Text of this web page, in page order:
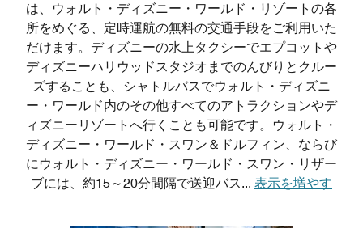
は、ウォルト・ディズニー・ワールド・リゾートの各
所をめぐる、定時運航の無料の交通手段をご利用いた
だけます。ディズニーの水上タクシーでエプコットや
ディズニーハリウッドスタジオまでのんびりとクルー
ズすることも、シャトルバスでウォルト・ディズニ
ー・ワールド内のその他すべてのアトラクションやデ
ィズニーリゾートへ行くことも可能です。ウォルト・
ディズニー・ワールド・スワン＆ドルフィン、ならび
にウォルト・ディズニー・ワールド・スワン・リザー
ブには、約15～20分間隔で送迎バス... 表示を増やす